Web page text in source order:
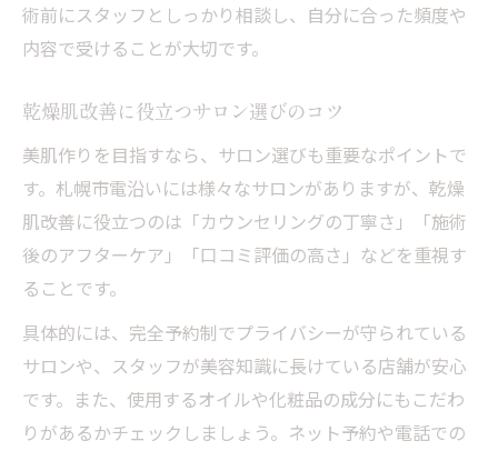
術前にスタッフとしっかり相談し、自分に合った頻度や
内容で受けることが大切です。
乾燥肌改善に役立つサロン選びのコツ
美肌作りを目指すなら、サロン選びも重要なポイントで
す。札幌市電沿いには様々なサロンがありますが、乾燥
肌改善に役立つのは「カウンセリングの丁寧さ」「施術
後のアフターケア」「口コミ評価の高さ」などを重視す
ることです。
具体的には、完全予約制でプライバシーが守られている
サロンや、スタッフが美容知識に長けている店舗が安心
です。また、使用するオイルや化粧品の成分にもこだわ
りがあるかチェックしましょう。ネット予約や電話での